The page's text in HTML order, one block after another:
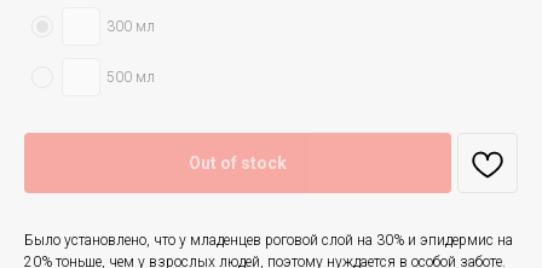
300 мл
500 мл
Out of stock
Было установлено, что у младенцев роговой слой на 30% и эпидермис на
20% тоньше, чем у взрослых людей, поэтому нуждается в особой заботе.